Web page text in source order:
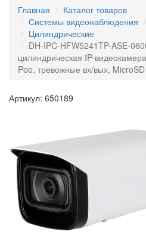
Главная
Каталог товаров
Системы видеонаблюдения
Цилиндрические
DH-IPC-HFW5241TP-ASE-
цилиндрическая IP-
Poe, тревожные вх/вых, MicroSD
Артикул: 650189